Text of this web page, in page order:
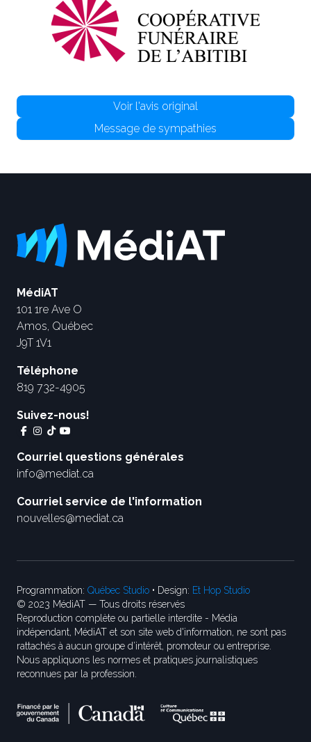
Voir l'avis original
Message de sympathies
MédiAT
101 1re Ave O
Amos, Québec
J9T 1V1
Téléphone
819 732-4905
Suivez-nous!
Courriel questions générales
info@mediat.ca
Courriel service de l'information
nouvelles@mediat.ca
Programmation: Québec Studio • Design: Et Hop Studio
© 2023 MédiAT — Tous droits réservés
Reproduction complète ou partielle interdite - Média
indépendant, MédiAT et son site web d'information, ne sont pas
rattachés à aucun groupe d’intérêt, promoteur ou entreprise.
Nous appliquons les normes et pratiques journalistiques
reconnues par la profession.